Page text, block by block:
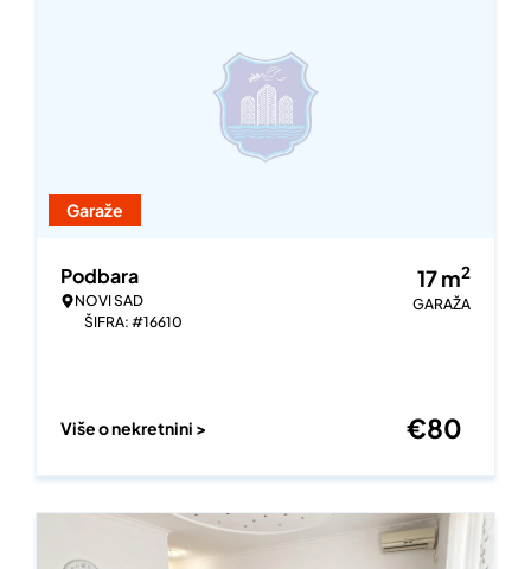
Garaže
Podbara
NOVI SAD
ŠIFRA: #16610
17m2
GARAŽA
Više o nekretnini > €80